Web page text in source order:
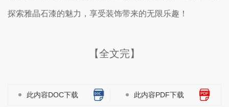
探索雅晶石漆的魅力，享受装饰带来的无限乐趣！
【全文完】
此内容DOC下载 此内容PDF下载